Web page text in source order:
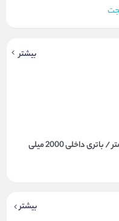
بیشتر
طول شلنگ 200 میلی متر / باتری داخلی 2000 میلی
بیشتر